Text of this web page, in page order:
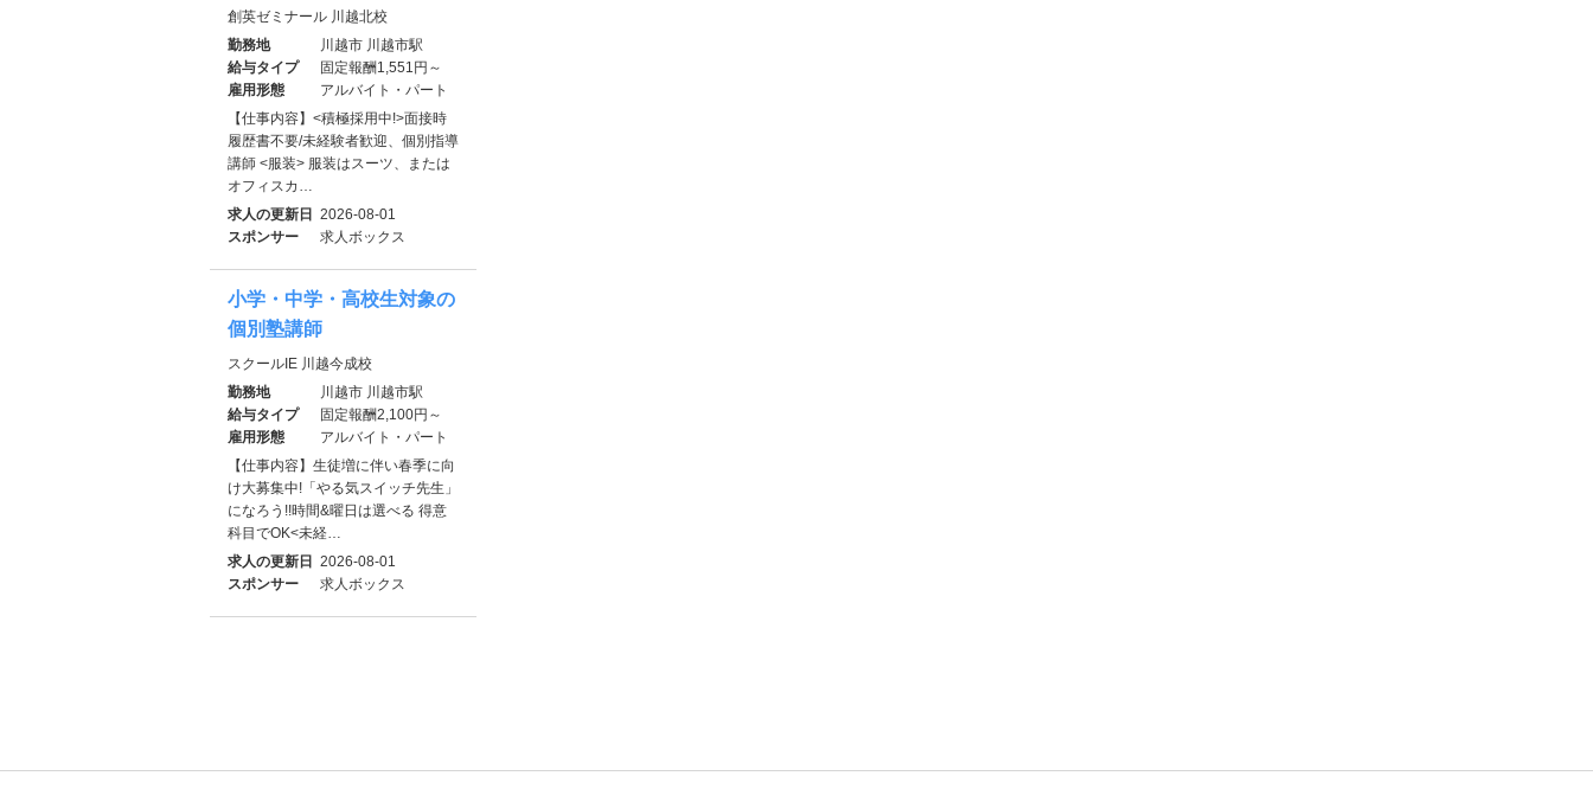
創英ゼミナール 川越北校
勤務地
川越市 川越市駅
給与タイプ
固定報酬1,551円～
雇用形態
アルバイト・パート
【仕事内容】<積極採用中!>面接時
履歴書不要/未経験者歓迎、個別指導
講師 <服装> 服装はスーツ、または
オフィスカ…
求人の更新日 2026-08-01
スポンサー
求人ボックス
小学・中学・高校生対象の
個別塾講師
スクールIE 川越今成校
勤務地
川越市 川越市駅
給与タイプ
固定報酬2,100円～
雇用形態
アルバイト・パート
【仕事内容】生徒増に伴い春季に向
け大募集中!「やる気スイッチ先生」
になろう!!時間&曜日は選べる 得意
科目でOK<未経…
求人の更新日 2026-08-01
スポンサー
求人ボックス